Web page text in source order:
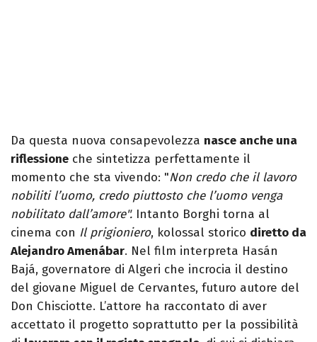
Da questa nuova consapevolezza nasce anche una
riflessione che sintetizza perfettamente il
momento che sta vivendo: "Non credo che il lavoro
nobiliti l’uomo, credo piuttosto che l’uomo venga
nobilitato dall’amore". Intanto Borghi torna al
cinema con Il prigioniero, kolossal storico diretto da
Alejandro Amenábar. Nel film interpreta Hasán
Bajá, governatore di Algeri che incrocia il destino
del giovane Miguel de Cervantes, futuro autore del
Don Chisciotte. L’attore ha raccontato di aver
accettato il progetto soprattutto per la possibilità